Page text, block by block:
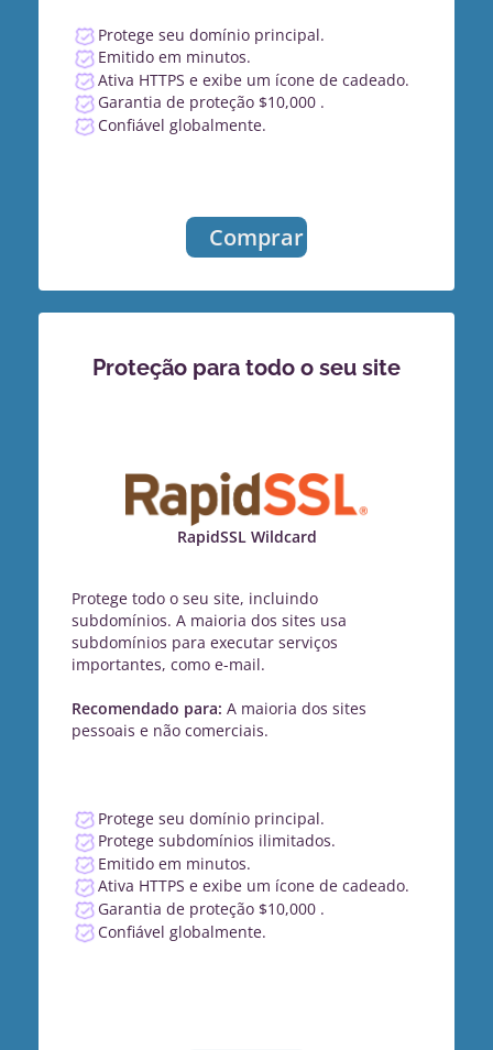
Protege seu domínio principal.
Emitido em minutos.
Ativa HTTPS e exibe um ícone de cadeado.
Garantia de proteção $10,000 .
Confiável globalmente.
Comprar
Proteção para todo o seu site
RapidSSL Wildcard
Protege todo o seu site, incluindo
subdomínios. A maioria dos sites usa
subdomínios para executar serviços
importantes, como e-mail.
Recomendado para: A maioria dos sites
pessoais e não comerciais.
Protege seu domínio principal.
Protege subdomínios ilimitados.
Emitido em minutos.
Ativa HTTPS e exibe um ícone de cadeado.
Garantia de proteção $10,000 .
Confiável globalmente.